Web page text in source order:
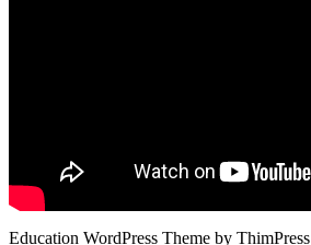
Education WordPress Theme by ThimPress